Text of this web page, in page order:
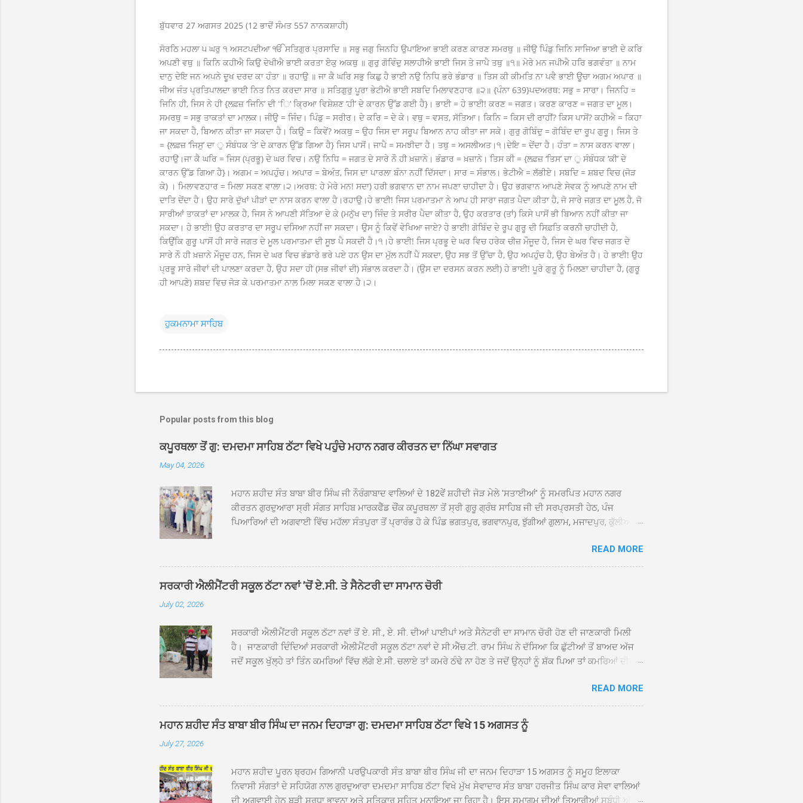
ਬੁੱਧਵਾਰ 27 ਅਗਸਤ 2025 (12 ਭਾਦੋਂ ਸੰਮਤ 557 ਨਾਨਕਸ਼ਾਹੀ)
ਸੋਰਠਿ ਮਹਲਾ ੫ ਘਰੁ ੧ ਅਸਟਪਦੀਆ ੴ ਸਤਿਗੁਰ ਪ੍ਰਸਾਦਿ ॥ ਸਭੁ ਜਗੁ ਜਿਨਹਿ ਉਪਾਇਆ ਭਾਈ ਕਰਣ ਕਾਰਣ ਸਮਰਥੁ ॥ ਜੀਉ ਪਿੰਡੁ ਜਿਨਿ ਸਾਜਿਆ ਭਾਈ ਦੇ ਕਰਿ
ਅਪਣੀ ਵਥੁ ॥ ਕਿਨਿ ਕਹੀਐ ਕਿਉ ਦੇਖੀਐ ਭਾਈ ਕਰਤਾ ਏਕੁ ਅਕਥੁ ॥ ਗੁਰੁ ਗੋਵਿੰਦੁ ਸਲਾਹੀਐ ਭਾਈ ਜਿਸ ਤੇ ਜਾਪੈ ਤਥੁ ॥੧॥ ਮੇਰੇ ਮਨ ਜਪੀਐ ਹਰਿ ਭਗਵੰਤਾ ॥ ਨਾਮ
ਦਾਨੁ ਦੇਇ ਜਨ ਅਪਨੇ ਦੂਖ ਦਰਦ ਕਾ ਹੰਤਾ ॥ ਰਹਾਉ ॥ ਜਾ ਕੈ ਘਰਿ ਸਭੁ ਕਿਛੁ ਹੈ ਭਾਈ ਨਉ ਨਿਧਿ ਭਰੇ ਭੰਡਾਰ ॥ ਤਿਸ ਕੀ ਕੀਮਤਿ ਨਾ ਪਵੈ ਭਾਈ ਊਚਾ ਅਗਮ ਅਪਾਰ ॥
ਜੀਅ ਜੰਤ ਪ੍ਰਤਿਪਾਲਦਾ ਭਾਈ ਨਿਤ ਨਿਤ ਕਰਦਾ ਸਾਰ ॥ ਸਤਿਗੁਰੁ ਪੂਰਾ ਭੇਟੀਐ ਭਾਈ ਸਬਦਿ ਮਿਲਾਵਣਹਾਰ ॥੨॥ {ਪੰਨਾ 639}ਪਦਅਰਥ: ਸਭੁ = ਸਾਰਾ। ਜਿਨਹਿ =
ਜਿਨਿ ਹੀ, ਜਿਸ ਨੇ ਹੀ {ਲਫ਼ਜ਼ ‘ਜਿਨਿ’ ਦੀ ‘ਿ’ ਕ੍ਰਿਆ ਵਿਸ਼ੇਸ਼ਣ ‘ਹੀ’ ਦੇ ਕਾਰਨ ਉੱਡ ਗਈ ਹੈ}। ਭਾਈ = ਹੇ ਭਾਈ! ਕਰਣ = ਜਗਤ। ਕਰਣ ਕਾਰਣ = ਜਗਤ ਦਾ ਮੂਲ।
ਸਮਰਥੁ = ਸਭੁ ਤਾਕਤਾਂ ਦਾ ਮਾਲਕ। ਜੀਉ = ਜਿੰਦ। ਪਿੰਡੁ = ਸਰੀਰ। ਦੇ ਕਰਿ = ਦੇ ਕੇ। ਵਥੁ = ਵਸਤ, ਸੱਤਿਆ। ਕਿਨਿ = ਕਿਸ ਦੀ ਰਾਹੀਂ? ਕਿਸ ਪਾਸੋਂ? ਕਹੀਐ = ਕਿਹਾ
ਜਾ ਸਕਦਾ ਹੈ, ਬਿਆਨ ਕੀਤਾ ਜਾ ਸਕਦਾ ਹੈ। ਕਿਉ = ਕਿਵੇਂ? ਅਕਥੁ = ਉਹ ਜਿਸ ਦਾ ਸਰੂਪ ਬਿਆਨ ਨਾਹ ਕੀਤਾ ਜਾ ਸਕੇ। ਗੁਰੁ ਗੋਬਿੰਦੁ = ਗੋਬਿੰਦ ਦਾ ਰੂਪ ਗੁਰੂ। ਜਿਸ ਤੇ
= {ਲਫ਼ਜ਼ ‘ਜਿਸੁ’ ਦਾ ੁ ਸੰਬੰਧਕ ‘ਤੇ’ ਦੇ ਕਾਰਨ ਉੱਡ ਗਿਆ ਹੈ} ਜਿਸ ਪਾਸੋਂ। ਜਾਪੈ = ਸਮਝੀਦਾ ਹੈ। ਤਥੁ = ਅਸਲੀਅਤ।੧।ਦੇਇ = ਦੇਂਦਾ ਹੈ। ਹੰਤਾ = ਨਾਸ ਕਰਨ ਵਾਲਾ।
ਰਹਾਉ।ਜਾ ਕੈ ਘਰਿ = ਜਿਸ (ਪ੍ਰਭੂ) ਦੇ ਘਰ ਵਿਚ। ਨਉ ਨਿਧਿ = ਜਗਤ ਦੇ ਸਾਰੇ ਨੌ ਹੀ ਖ਼ਜ਼ਾਨੇ। ਭੰਡਾਰ = ਖ਼ਜ਼ਾਨੇ। ਤਿਸ ਕੀ = {ਲਫ਼ਜ਼ ‘ਤਿਸ’ ਦਾ ੁ ਸੰਬੰਧਕ ‘ਕੀ’ ਦੇ
ਕਾਰਨ ਉੱਡ ਗਿਆ ਹੈ}। ਅਗਮ = ਅਪਹੁੰਚ। ਅਪਾਰ = ਬੇਅੰਤ, ਜਿਸ ਦਾ ਪਾਰਲਾ ਬੰਨਾ ਨਹੀਂ ਦਿੱਸਦਾ। ਸਾਰ = ਸੰਭਾਲ। ਭੇਟੀਐ = ਲੱਭੀਏ। ਸਬਦਿ = ਸ਼ਬਦ ਵਿਚ (ਜੋੜ
ਕੇ) । ਮਿਲਾਵਣਹਾਰ = ਮਿਲਾ ਸਕਣ ਵਾਲਾ।੨।ਅਰਥ: ਹੇ ਮੇਰੇ ਮਨ! ਸਦਾ) ਹਰੀ ਭਗਵਾਨ ਦਾ ਨਾਮ ਜਪਣਾ ਚਾਹੀਦਾ ਹੈ। ਉਹ ਭਗਵਾਨ ਆਪਣੇ ਸੇਵਕ ਨੂੰ ਆਪਣੇ ਨਾਮ ਦੀ
ਦਾਤਿ ਦੇਂਦਾ ਹੈ। ਉਹ ਸਾਰੇ ਦੁੱਖਾਂ ਪੀੜਾਂ ਦਾ ਨਾਸ ਕਰਨ ਵਾਲਾ ਹੈ।ਰਹਾਉ।ਹੇ ਭਾਈ! ਜਿਸ ਪਰਮਾਤਮਾ ਨੇ ਆਪ ਹੀ ਸਾਰਾ ਜਗਤ ਪੈਦਾ ਕੀਤਾ ਹੈ, ਜੋ ਸਾਰੇ ਜਗਤ ਦਾ ਮੂਲ ਹੈ, ਜੋ
ਸਾਰੀਆਂ ਤਾਕਤਾਂ ਦਾ ਮਾਲਕ ਹੈ, ਜਿਸ ਨੇ ਆਪਣੀ ਸੱਤਿਆ ਦੇ ਕੇ (ਮਨੁੱਖ ਦਾ) ਜਿੰਦ ਤੇ ਸਰੀਰ ਪੈਦਾ ਕੀਤਾ ਹੈ, ਉਹ ਕਰਤਾਰ (ਤਾਂ) ਕਿਸੇ ਪਾਸੋਂ ਭੀ ਬਿਆਨ ਨਹੀਂ ਕੀਤਾ ਜਾ
ਸਕਦਾ। ਹੇ ਭਾਈ! ਉਹ ਕਰਤਾਰ ਦਾ ਸਰੂਪ ਦਸਿਆ ਨਹੀਂ ਜਾ ਸਕਦਾ। ਉਸ ਨੂੰ ਕਿਵੇਂ ਵੇਖਿਆ ਜਾਏ? ਹੇ ਭਾਈ! ਗੋਬਿੰਦ ਦੇ ਰੂਪ ਗੁਰੂ ਦੀ ਸਿਫ਼ਤਿ ਕਰਨੀ ਚਾਹੀਦੀ ਹੈ,
ਕਿਉਂਕਿ ਗੁਰੂ ਪਾਸੋਂ ਹੀ ਸਾਰੇ ਜਗਤ ਦੇ ਮੂਲ ਪਰਮਾਤਮਾ ਦੀ ਸੂਝ ਪੈ ਸਕਦੀ ਹੈ।੧।ਹੇ ਭਾਈ! ਜਿਸ ਪ੍ਰਭੂ ਦੇ ਘਰ ਵਿਚ ਹਰੇਕ ਚੀਜ਼ ਮੌਜੂਦ ਹੈ, ਜਿਸ ਦੇ ਘਰ ਵਿਚ ਜਗਤ ਦੇ
ਸਾਰੇ ਨੌ ਹੀ ਖ਼ਜ਼ਾਨੇ ਮੌਜੂਦ ਹਨ, ਜਿਸ ਦੇ ਘਰ ਵਿਚ ਭੰਡਾਰੇ ਭਰੇ ਪਏ ਹਨ ਉਸ ਦਾ ਮੁੱਲ ਨਹੀਂ ਪੈ ਸਕਦਾ, ਉਹ ਸਭ ਤੋਂ ਉੱਚਾ ਹੈ, ਉਹ ਅਪਹੁੰਚ ਹੈ, ਉਹ ਬੇਅੰਤ ਹੈ। ਹੇ ਭਾਈ! ਉਹ
ਪ੍ਰਭੂ ਸਾਰੇ ਜੀਵਾਂ ਦੀ ਪਾਲਣਾ ਕਰਦਾ ਹੈ, ਉਹ ਸਦਾ ਹੀ (ਸਭ ਜੀਵਾਂ ਦੀ) ਸੰਭਾਲ ਕਰਦਾ ਹੈ। (ਉਸ ਦਾ ਦਰਸਨ ਕਰਨ ਲਈ) ਹੇ ਭਾਈ! ਪੂਰੇ ਗੁਰੂ ਨੂੰ ਮਿਲਣਾ ਚਾਹੀਦਾ ਹੈ, (ਗੁਰੂ
ਹੀ ਆਪਣੇ) ਸ਼ਬਦ ਵਿਚ ਜੋੜ ਕੇ ਪਰਮਾਤਮਾ ਨਾਲ ਮਿਲਾ ਸਕਣ ਵਾਲਾ ਹੈ।੨।
ਹੁਕਮਨਾਮਾ ਸਾਹਿਬ
Popular posts from this blog
ਕਪੂਰਥਲਾ ਤੋਂ ਗੁ: ਦਮਦਮਾ ਸਾਹਿਬ ਠੱਟਾ ਵਿਖੇ ਪਹੁੰਚੇ ਮਹਾਨ ਨਗਰ ਕੀਰਤਨ ਦਾ ਨਿੱਘਾ ਸਵਾਗਤ
May 04, 2026
ਮਹਾਨ ਸ਼ਹੀਦ ਸੰਤ ਬਾਬਾ ਬੀਰ ਸਿੰਘ ਜੀ ਨੌਰੰਗਾਬਾਦ ਵਾਲਿਆਂ ਦੇ 182ਵੇਂ ਸ਼ਹੀਦੀ ਜੋੜ ਮੇਲੇ 'ਸਤਾਈਆਂ' ਨੂੰ ਸਮਰਪਿਤ ਮਹਾਨ ਨਗਰ
ਕੀਰਤਨ ਗੁਰਦੁਆਰਾ ਸ੍ਰੀ ਸੰਗਤ ਸਾਹਿਬ ਮਾਰਕਫੈੱਡ ਚੌਂਕ ਕਪੂਰਥਲਾ ਤੋਂ ਸ੍ਰੀ ਗੁਰੂ ਗ੍ਰੰਥ ਸਾਹਿਬ ਜੀ ਦੀ ਸਰਪ੍ਰਸਤੀ ਹੇਠ, ਪੰਜ
ਪਿਆਰਿਆਂ ਦੀ ਅਗਵਾਈ ਵਿੱਚ ਮਹੱਲਾ ਸੰਤਪੁਰਾ ਤੋਂ ਪ੍ਰਾਰੰਭ ਹੋ ਕੇ ਪਿੰਡ ਭਗਤਪੁਰ, ਭਗਵਾਨਪੁਰ, ਝੁੱਗੀਆਂ ਗੁਲਾਮ, ਮਜਾਦਪੁਰ, ਕੁੱਲੀਆਂ,
ਦਮਦਮਾ ਸਾਹਿਬ ਠੱਟਾ ਵਿਖੇ ਪਹੁੰਚਿਆ। ਨਗਰ ਕੀਰਤਨ ਦੇ ਗੁਰਦੁਆਰਾ ਸ੍ਰੀ ਦਮਦਮਾ ਸਾਹਿਬ ਠੱਟਾ ਵਿਖੇ ਪਹੁੰਚਣ ’ਤੇ ਮੁੱਖ ਸੇਵਾਦਾਰ
ਸੰਤ ਬਾਬਾ ਹਰਜੀਤ ਸਿੰਘ ਤੇ ਇਲਾਕੇ ਦੀਆਂ ਸੰਗਤਾਂ ਵੱਲੋਂ ਜੈਕਾਰਿਆਂ ਦੀ ਗੂੰਜ ਵਿਚ ਨਿੱਘਾ ਸਵਾਗਤ ਕੀਤਾ ਗਿਆ। ਗੁਰਦੁਆਰਾ ਸ੍ਰੀ
ਦਮਦਮਾ ਸਾਹਿਬ ਠੱਟਾ ਵਿਖੇ ਨਗਰ ਕੀਰਤਨ ਦੇ ਸਮਾਪਤੀ ਦੀ ਅਰਦਾਸ ਹੋਈ। ਇਸ ਮੌਕੇ ਪੰਜ ਪਿਆਰੇ ਸਾਹਿਬਾਨ ਤੇ ਨਗਰ ਕੀਰਤਨ ਦੇ
ਪ੍ਰਬੰਧਕਾਂ ਦਾ ਗੁਰਦੁਆਰਾ ਦਮਦਮਾ ਸਾਹਿਬ ਠੱਟਾ ਦੇ ਮੁੱਖ ਸੇਵਾਦਾਰ ਸੰਤ ਬਾਬਾ ਹਰਜੀਤ ਸਿੰਘ ਵੱਲੋਂ ਸਿਰੋਪਾਓ ਦੇ ਕੇ ਵਿਸ਼ੇਸ਼ ਤੌਰ ’ਤੇ
READ MORE
ਸਰਕਾਰੀ ਐਲੀਮੈਂਟਰੀ ਸਕੂਲ ਠੱਟਾ ਨਵਾਂ ’ਚੋਂ ਏ.ਸੀ. ਤੇ ਸੈਨੇਟਰੀ ਦਾ ਸਾਮਾਨ ਚੋਰੀ
July 02, 2026
ਸਰਕਾਰੀ ਐਲੀਮੈਂਟਰੀ ਸਕੂਲ ਠੱਟਾ ਨਵਾਂ ਤੋਂ ਏ. ਸੀ., ਏ. ਸੀ. ਦੀਆਂ ਪਾਈਪਾਂ ਅਤੇ ਸੈਨੇਟਰੀ ਦਾ ਸਾਮਾਨ ਚੋਰੀ ਹੋਣ ਦੀ ਜਾਣਕਾਰੀ ਮਿਲੀ
ਹੈ। ਜਾਣਕਾਰੀ ਦਿੰਦਿਆਂ ਸਰਕਾਰੀ ਐਲੀਮੈਂਟਰੀ ਸਕੂਲ ਠੱਟਾ ਨਵਾਂ ਦੇ ਸੀ.ਐੱਚ.ਟੀ. ਰਾਮ ਸਿੰਘ ਨੇ ਦੱਸਿਆ ਕਿ ਛੁੱਟੀਆਂ ਤੋਂ ਬਾਅਦ ਅੱਜ
ਜਦੋਂ ਸਕੂਲ ਖੁੱਲ੍ਹੇ ਤਾਂ ਤਿੰਨ ਕਮਰਿਆਂ ਵਿੱਚ ਲੱਗੇ ਏ.ਸੀ. ਚਲਾਏ ਤਾਂ ਕਮਰੇ ਠੰਢੇ ਨਾ ਹੋਣ ਤੇ ਜਦੋਂ ਉਨ੍ਹਾਂ ਨੂੰ ਸ਼ੱਕ ਪਿਆ ਤਾਂ ਕਮਰਿਆਂ ਦੀਆਂ
ਹੋਈਆਂ ਸਨ। ਉਨ੍ਹਾਂ ਦੱਸਿਆ ਕਿ ਉਹ ਛੁੱਟੀਆਂ ਦੌਰਾਨ ਵੀ ਸਕੂਲ ਗੇੜਾ ਮਾਰਦੇ ਸਨ ਅਤੇ 20 ਜੂਨ ਤੱਕ ਸਭ ਠੀਕ ਸੀ। ਚੋਰੀ ਦੀ ਘਟਨਾ
20 ਤੋਂ 30 ਜੂਨ ਵਿਚਕਾਰ ਹੋਈ ਜਾਪਦੀ ਹੈ। ਇਸ ਮੌਕੇ ਸਕੂਲ ਸਟਾਫ ਮੈਂਬਰਾਂ ਅੰਜੂ ਬਾਲਾ, ਹਰਜੀਤ ਕੌਰ, ਕਮਲਪ੍ਰੀਤ ਕੌਰ ਅਤੇ ਹਰਵਿੰਦਰ
ਸਿੰਘ ਟੋਡਰਵਾਲ ਨੇ ਦੱਸਿਆ ਕਿ ਸਕੂਲ ਵਿੱਚ ਪਿਛਲੇ ਸਾਲ ਤਿੰਨ ਏ. ਸੀ. ਲਾਉਣ ਦੀ ਸੇਵਾ ਸੀ.ਐੱਚ.ਟੀ. ਰਾਮ ਸਿੰਘ ਵੱਲੋਂ ਕੀਤੀ ਗਈ ਸੀ
ਜਿਸ ਦੀ ਮਾਪਿਆਂ ਨੇ ਖੂਬ ਪ੍ਰਸੰਸਾ ਕੀਤੀ ਸੀ। ਉਨ੍ਹਾਂ ਦੱਸਿਆ ਕਿ ਏਸੀ ਚੋਰੀ ਹੋਣ ਨਾਲ ਬੱਚਿਆਂ ਦੇ ਮਾਪਿਆਂ ਵਿੱਚ ਭਾਰੀ ਰੋਸ ਹੈ ਅਤੇ
READ MORE
ਮਹਾਨ ਸ਼ਹੀਦ ਸੰਤ ਬਾਬਾ ਬੀਰ ਸਿੰਘ ਦਾ ਜਨਮ ਦਿਹਾੜਾ ਗੁ: ਦਮਦਮਾ ਸਾਹਿਬ ਠੱਟਾ ਵਿਖੇ 15 ਅਗਸਤ ਨੂੰ
July 27, 2026
ਮਹਾਨ ਸ਼ਹੀਦ ਪੂਰਨ ਬ੍ਰਹਮ ਗਿਆਨੀ ਪਰਉਪਕਾਰੀ ਸੰਤ ਬਾਬਾ ਬੀਰ ਸਿੰਘ ਜੀ ਦਾ ਜਨਮ ਦਿਹਾੜਾ 15 ਅਗਸਤ ਨੂੰ ਸਮੂਹ ਇਲਾਕਾ
ਨਿਵਾਸੀ ਸੰਗਤਾਂ ਦੇ ਸਹਿਯੋਗ ਨਾਲ ਗੁਰਦੁਆਰਾ ਦਮਦਮਾ ਸਾਹਿਬ ਠੱਟਾ ਵਿਖੇ ਮੁੱਖ ਸੇਵਾਦਾਰ ਸੰਤ ਬਾਬਾ ਹਰਜੀਤ ਸਿੰਘ ਕਾਰ ਸੇਵਾ ਵਾਲਿਆਂ
ਦੀ ਅਗਵਾਈ ਹੇਠ ਬੜੀ ਸ਼ਰਧਾ ਭਾਵਨਾ ਅਤੇ ਸਤਿਕਾਰ ਸਹਿਤ ਮਨਾਇਆ ਜਾ ਰਿਹਾ ਹੈ। ਇਸ ਸਮਾਗਮ ਦੀਆਂ ਤਿਆਰੀਆਂ ਸਬੰਧੀ ਅੱਜ